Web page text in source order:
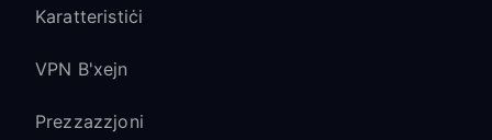
Karatteristiċi
VPN B'xejn
Prezzazzjoni